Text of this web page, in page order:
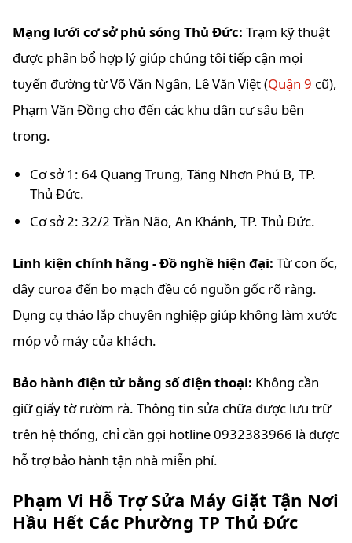
Mạng lưới cơ sở phủ sóng Thủ Đức: Trạm kỹ thuật
được phân bổ hợp lý giúp chúng tôi tiếp cận mọi
tuyến đường từ Võ Văn Ngân, Lê Văn Việt (Quận 9 cũ),
Phạm Văn Đồng cho đến các khu dân cư sâu bên
trong.
Cơ sở 1: 64 Quang Trung, Tăng Nhơn Phú B, TP.
Thủ Đức.
Cơ sở 2: 32/2 Trần Não, An Khánh, TP. Thủ Đức.
Linh kiện chính hãng - Đồ nghề hiện đại: Từ con ốc,
dây curoa đến bo mạch đều có nguồn gốc rõ ràng.
Dụng cụ tháo lắp chuyên nghiệp giúp không làm xước
móp vỏ máy của khách.
Bảo hành điện tử bằng số điện thoại: Không cần
giữ giấy tờ rườm rà. Thông tin sửa chữa được lưu trữ
trên hệ thống, chỉ cần gọi hotline 0932383966 là được
hỗ trợ bảo hành tận nhà miễn phí.
Phạm Vi Hỗ Trợ Sửa Máy Giặt Tận Nơi
Hầu Hết Các Phường TP Thủ Đức